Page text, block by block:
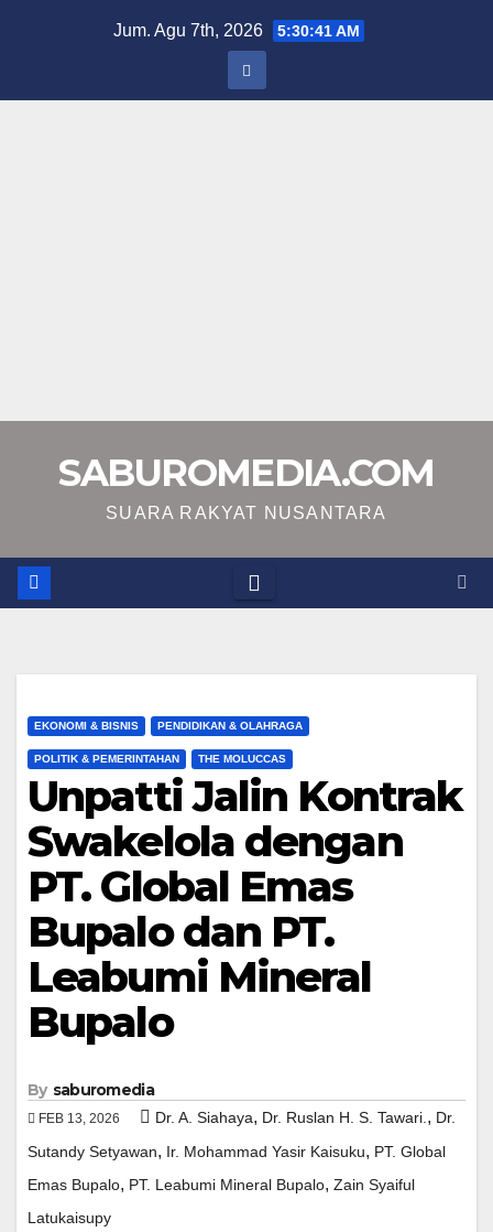
Jum. Agu 7th, 2026 5:30:41 AM
SABUROMEDIA.COM
SUARA RAKYAT NUSANTARA
EKONOMI & BISNIS PENDIDIKAN & OLAHRAGA
POLITIK & PEMERINTAHAN THE MOLUCCAS
Unpatti Jalin Kontrak
Swakelola dengan
PT. Global Emas
Bupalo dan PT.
Leabumi Mineral
Bupalo
By saburomedia
FEB 13, 2026 Dr. A. Siahaya, Dr. Ruslan H. S. Tawari., Dr.
Sutandy Setyawan, Ir. Mohammad Yasir Kaisuku, PT. Global
Emas Bupalo, PT. Leabumi Mineral Bupalo, Zain Syaiful
Latukaisupy